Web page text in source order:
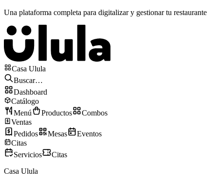
Una plataforma completa para digitalizar y gestionar tu restaurante
Casa Ulula
Buscar…
Dashboard
Catálogo
Menú
Productos
Combos
Ventas
Pedidos
Mesas
Eventos
Citas
Servicios
Citas
Casa Ulula